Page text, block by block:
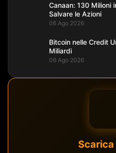
Canaan: 130 Milioni
Salvare le Azioni
06 Ago 2026
Bitcoin nelle Credit
Miliardi
06 Ago 2026
Scarica